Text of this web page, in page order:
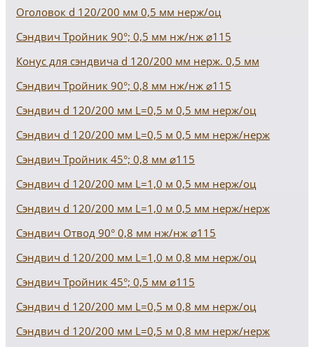
Оголовок d 120/200 мм 0,5 мм нерж/оц
Сэндвич Тройник 90°; 0,5 мм нж/нж ⌀115
Конус для сэндвича d 120/200 мм нерж. 0,5 мм
Сэндвич Тройник 90°; 0,8 мм нж/нж ⌀115
Сэндвич d 120/200 мм L=0,5 м 0,5 мм нерж/оц
Сэндвич d 120/200 мм L=0,5 м 0,5 мм нерж/нерж
Сэндвич Тройник 45°; 0,8 мм ⌀115
Сэндвич d 120/200 мм L=1,0 м 0,5 мм нерж/оц
Сэндвич d 120/200 мм L=1,0 м 0,5 мм нерж/нерж
Сэндвич Отвод 90° 0,8 мм нж/нж ⌀115
Сэндвич d 120/200 мм L=1,0 м 0,8 мм нерж/оц
Сэндвич Тройник 45°; 0,5 мм ⌀115
Сэндвич d 120/200 мм L=0,5 м 0,8 мм нерж/оц
Сэндвич d 120/200 мм L=0,5 м 0,8 мм нерж/нерж